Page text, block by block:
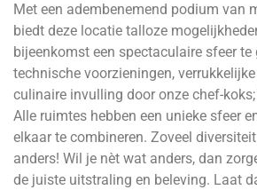
Met een adembenemend podium van
biedt deze locatie talloze
bijeenkomst een spectaculaire sfeer te
technische voorzieningen,
culinaire invulling door onze chef-
Alle ruimtes hebben een unieke sfeer
elkaar te combineren. Zoveel
anders! Wil je nèt wat anders, dan
de juiste uitstraling en beleving. Laat